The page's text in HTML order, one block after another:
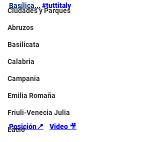
Ciudades y Parques
Abruzos
Basilicata
Calabria
Campania
Emilia Romaña
Friuli-Venecia Julia
Lacio
Basílica... #tuttitaly
Posición📍 Video 🎥